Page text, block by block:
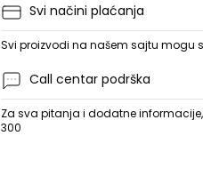
Svi načini plaćanja
Svi proizvodi na našem sajtu mogu
Call centar podrška
Za sva pitanja i dodatne informacije,
300